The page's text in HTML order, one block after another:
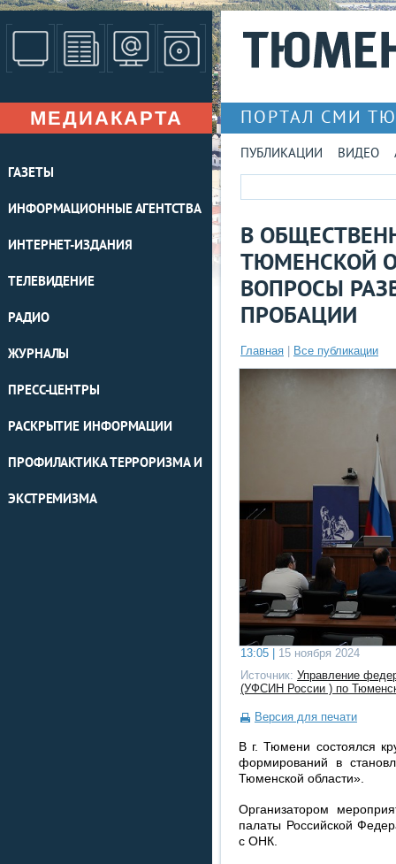
МЕДИАКАРТА
ГАЗЕТЫ
ИНФОРМАЦИОННЫЕ АГЕНТСТВА
ИНТЕРНЕТ-ИЗДАНИЯ
ТЕЛЕВИДЕНИЕ
РАДИО
ЖУРНАЛЫ
ПРЕСС-ЦЕНТРЫ
РАСКРЫТИЕ ИНФОРМАЦИИ
ПРОФИЛАКТИКА ТЕРРОРИЗМА И
ЭКСТРЕМИЗМА
ПОРТАЛ СМИ
ПУБЛИКАЦИИ ВИДЕО
В
ТЮМЕНСКОЙ
ВОПРОСЫ
ПРОБАЦИИ
Главная Все публикации
13:05 |
15 ноября 2024
Источник: Управление
(УФСИН России ) по
Версия для печати
В г. Тюмени состоялся
формирований в
Тюменской области».
Организатором
палаты Российской
с ОНК.